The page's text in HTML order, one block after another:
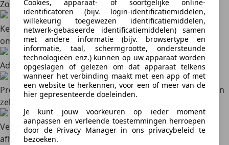
Zo verloopt het verkoopproces
Kenteken invoerenAccount aanmaken, foto's en
omschrijving toevoegen
AdvertentieBasis- of premium advertentie selecteren
Proefritten en biedingenProefritten en onderhandelingen
zelf afhandelen
VerkoopContract, betaling en de overschrijving zelf
afhandelen
Cookies, apparaat- of soortgelijke online-
identificatoren (bijv. login-identificatiemiddelen,
willekeurig toegewezen identificatiemiddelen,
netwerk-gebaseerde identificatiemiddelen) samen
met andere informatie (bijv. browsertype en
informatie, taal, schermgrootte, ondersteunde
technologieën enz.) kunnen op uw apparaat worden
opgeslagen of gelezen om dat apparaat telkens
wanneer het verbinding maakt met een app of met
een website te herkennen, voor een of meer van de
hier gepresenteerde doeleinden.
Je kunt jouw voorkeuren op ieder moment
aanpassen en verleende toestemmingen herroepen
door de Privacy Manager in ons privacybeleid te
bezoeken.